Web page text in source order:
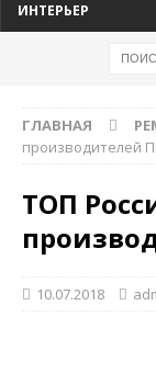
ИНТЕРЬЕР
ГЛАВНАЯ
производителей
ТОП
10.07.2018